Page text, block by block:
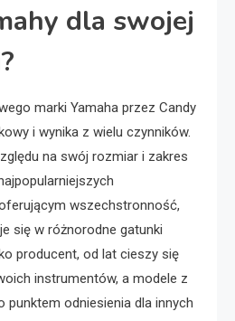
dla swojej
marki Yamaha przez Candy
i wynika z wielu czynników.
na swój rozmiar i zakres
wszechstronność,
się w różnorodne gatunki
producent, od lat cieszy się
instrumentów, a modele z
odniesienia dla innych